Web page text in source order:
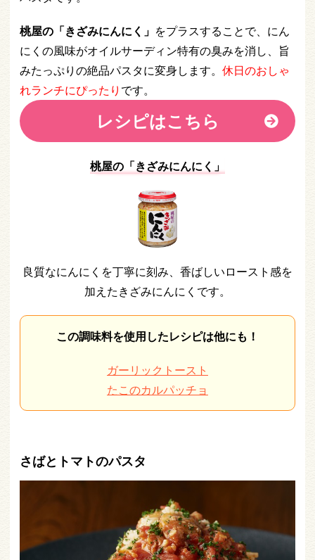
桃屋の「きざみにんにく」 をプラスすることで、にん
にくの風味がオイルサーディン特有の臭みを消し、旨
みたっぷりの絶品パスタに変身します。 休日のおしゃ
れランチにぴったり です。
レシピはこちら
桃屋の「きざみにんにく」
良質なにんにくを丁寧に刻み、香ばしいロースト感を
加えたきざみにんにくです。
この調味料を使用したレシピは他にも！
ガーリックトースト
たこのカルパッチョ
さばとトマトのパスタ